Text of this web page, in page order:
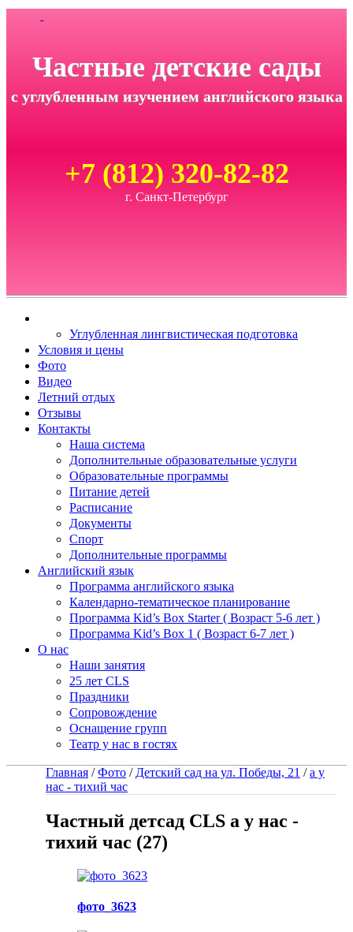
Частные детские сады
с углубленным изучением английского языка
+7 (812) 320-82-82
г. Санкт-Петербург
Углубленная лингвистическая подготовка
Условия и цены
Фото
Видео
Летний отдых
Отзывы
Контакты
Наша система
Дополнительные образовательные услуги
Образовательные программы
Питание детей
Расписание
Документы
Спорт
Дополнительные программы
Английский язык
Программа английского языка
Календарно-тематическое планирование
Программа Kid’s Box Starter ( Возраст 5-6 лет )
Программа Kid’s Box 1 ( Возраст 6-7 лет )
О нас
Наши занятия
25 лет CLS
Праздники
Сопровождение
Оснащение групп
Театр у нас в гостях
Главная /Фото / Детский сад на ул. Победы, 21 /а у
нас - тихий час
Частный детсад CLS а у нас -
тихий час (27)
фото_3623